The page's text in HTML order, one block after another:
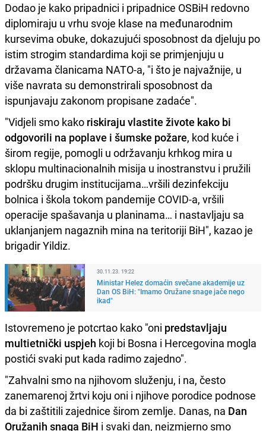
Dodao je kako pripadnici i pripadnice OSBiH redovno
diplomiraju u vrhu svoje klase na međunarodnim
kursevima obuke, dokazujući sposobnost da djeluju po
istim strogim standardima koji se primjenjuju u
državama članicama NATO-a, "i što je najvažnije, u
više navrata su demonstrirali sposobnost da
ispunjavaju zakonom propisane zadaće".
"Vidjeli smo kako riskiraju vlastite živote kako bi
odgovorili na poplave i šumske požare, kod kuće i
širom regije, pomogli u održavanju krhkog mira u
sklopu multinacionalnih misija u inostranstvu i pružili
podršku drugim institucijama…vršili dezinfekciju
bolnica i škola tokom pandemije COVID-a, vršili
operacije spašavanja u planinama… i nastavljaju sa
uklanjanjem nagaznih mina na teritoriji BiH", kazao je
brigadir Yildiz.
30.11.23. 19:22
Ministar Helez domaćin svečane akademije uz
Dan OS BiH: "Imamo Oružane snage jače nego
ikad"
Istovremeno je potcrtao kako "oni predstavljaju
multietnički uspjeh koji bi Bosna i Hercegovina mogla
postići svaki put kada radimo zajedno".
"Zahvalni smo na njihovom služenju, i na, često
zanemarenoj žrtvi koju oni i njihove porodice podnose
da bi zaštitili zajednice širom zemlje. Danas, na Dan
Oružanih snaga BiH i svaki dan, neizmjerno smo